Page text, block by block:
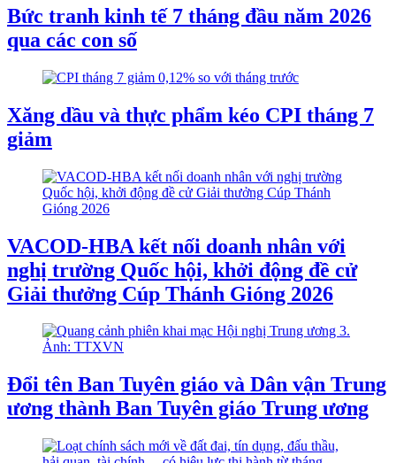
Bức tranh kinh tế 7 tháng đầu năm 2026
qua các con số
Xăng dầu và thực phẩm kéo CPI tháng 7
giảm
VACOD-HBA kết nối doanh nhân với
nghị trường Quốc hội, khởi động đề cử
Giải thưởng Cúp Thánh Gióng 2026
Đổi tên Ban Tuyên giáo và Dân vận Trung
ương thành Ban Tuyên giáo Trung ương